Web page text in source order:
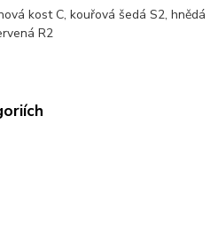
kost C, kouřová šedá S2, hnědá
R2